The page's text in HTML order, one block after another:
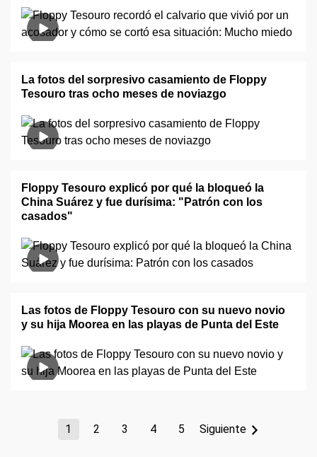
La fotos del sorpresivo casamiento de Floppy
Tesouro tras ocho meses de noviazgo
Floppy Tesouro explicó por qué la bloqueó la
China Suárez y fue durísima: "Patrón con los
casados"
Las fotos de Floppy Tesouro con su nuevo novio
y su hija Moorea en las playas de Punta del Este
1 2 3 4 5 Siguiente